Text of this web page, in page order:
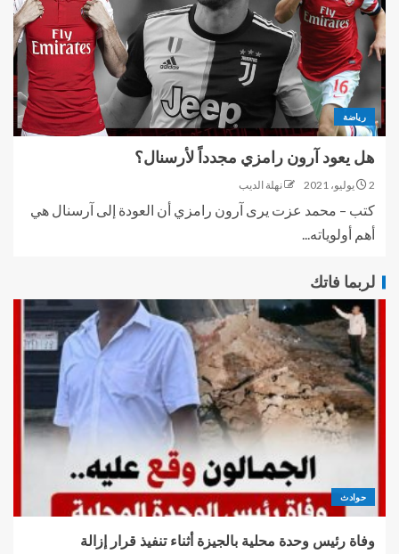
رياضة
هل يعود آرون رامزي مجدداً لأرسنال؟
2 يوليو، 2021 نهلة الديب
كتب – محمد عزت يرى آرون رامزي أن العودة إلى آرسنال هي
أهم أولوياته...
لربما فاتك
حوادث
وفاة رئيس وحدة محلية بالجيزة أثناء تنفيذ قرار إزالة